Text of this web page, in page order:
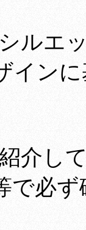
ルエ
イン
介し
で必